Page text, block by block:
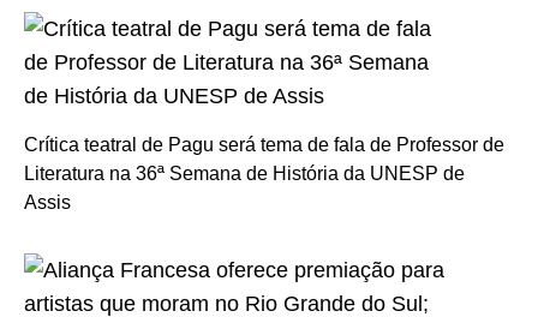
Crítica teatral de Pagu será tema de fala de Professor de
Literatura na 36ª Semana de História da UNESP de
Assis